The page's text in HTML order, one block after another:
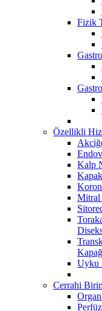
Fizik
Özellikli
Kalp
Mitral
Uyku
Cerrahi